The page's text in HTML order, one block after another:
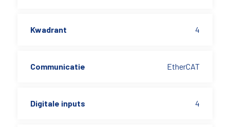
Kwadrant 4
Communicatie EtherCAT
Digitale inputs 4